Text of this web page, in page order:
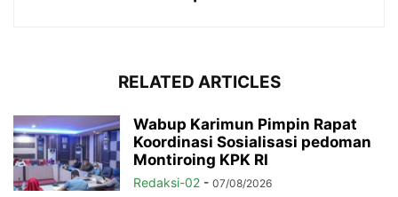
RELATED ARTICLES
Wabup Karimun Pimpin Rapat
Koordinasi Sosialisasi pedoman
Montiroing KPK RI
Redaksi-02 - 07/08/2026